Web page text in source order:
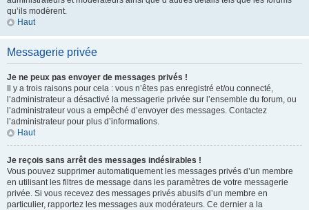
qu’ils modèrent.
Haut
Messagerie privée
Je ne peux pas envoyer de messages privés !
Il y a trois raisons pour cela : vous n’êtes pas enregistré et/ou connecté,
l’administrateur a désactivé la messagerie privée sur l’ensemble du forum, ou
l’administrateur vous a empêché d’envoyer des messages. Contactez
l’administrateur pour plus d’informations.
Haut
Je reçois sans arrêt des messages indésirables !
Vous pouvez supprimer automatiquement les messages privés d’un membre
en utilisant les filtres de message dans les paramètres de votre messagerie
privée. Si vous recevez des messages privés abusifs d’un membre en
particulier, rapportez les messages aux modérateurs. Ce dernier a la